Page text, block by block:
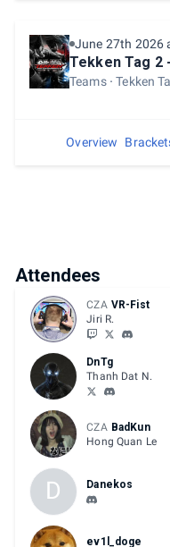
June 27th 2026
Tekken Tag 2
Teams Tekken
Overview
Attendees
CZA VR-Fist
Jiri R.
DnTg
Thanh Dat N.
CZA BadKun
Hong Quan Le
D Danekos
ev1l_doge